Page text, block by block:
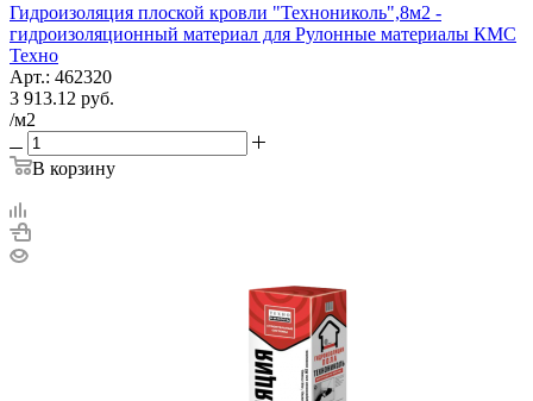
Гидроизоляция плоской кровли "Технониколь",8м2 -
гидроизоляционный материал для Рулонные материалы КМС
Техно
Арт.: 462320
3 913.12 руб.
/м2
В корзину